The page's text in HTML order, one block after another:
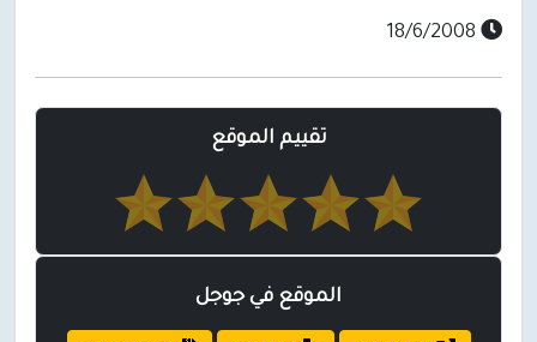
تقييم الموقع
الموقع في جوجل